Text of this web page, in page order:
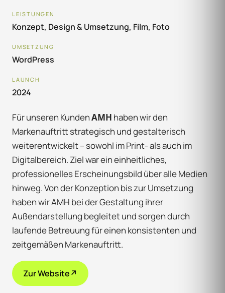
LEISTUNGEN
Konzept, Design & Umsetzung, Film, Foto
UMSETZUNG
WordPress
LAUNCH
2024
Für unseren KundenAMH haben wir den
Markenauftritt strategisch und gestalterisch
weiterentwickelt – sowohl im Print- als auch im
Digitalbereich. Ziel war ein einheitliches,
professionelles Erscheinungsbild über alle Medien
hinweg. Von der Konzeption bis zur Umsetzung
haben wir AMH bei der Gestaltung ihrer
Außendarstellung begleitet und sorgen durch
laufende Betreuung für einen konsistenten und
zeitgemäßen Markenauftritt.
Zur Website↗